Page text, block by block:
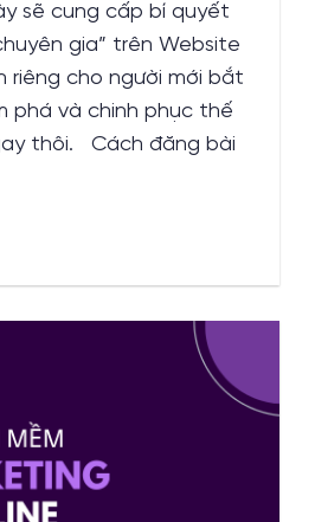
sẽ cung cấp bí quyết
gia” trên Website
riêng cho người mới bắt
phá và chinh phục thế
thôi. Cách đăng bài